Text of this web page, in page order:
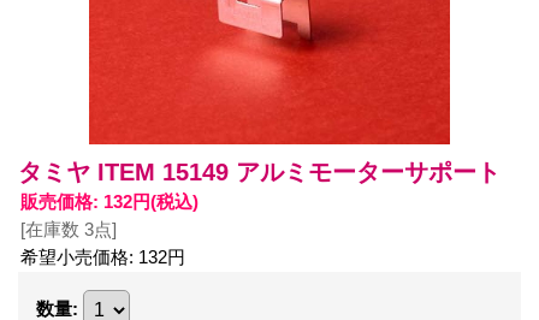
タミヤ ITEM 15149 アルミモーターサポート
販売価格: 132円(税込)
[在庫数 3点]
希望小売価格: 132円
数量: